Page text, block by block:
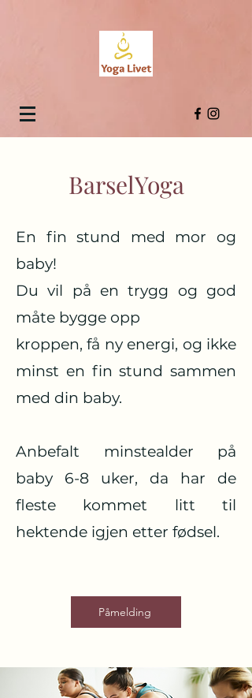
BarselYoga
En fin stund med mor og
baby!
Du vil på en trygg og god
måte bygge opp
kroppen, få ny energi, og ikke
minst en fin stund sammen
med din baby.
Anbefalt minstealder på
baby 6-8 uker, da har de
fleste kommet litt til
hektende igjen etter fødsel.
Påmelding